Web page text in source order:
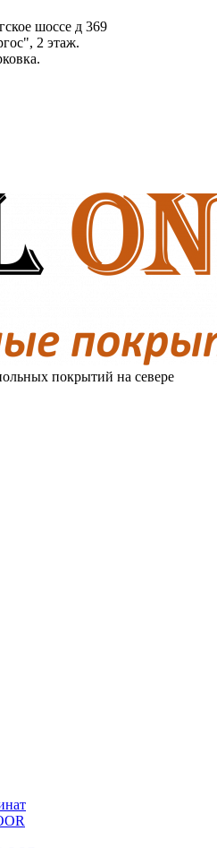
шоссе д 369
2 этаж.
покрытий на севере